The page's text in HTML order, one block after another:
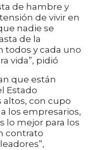
de hambre y
de vivir en
nadie se
de la
todos y cada uno
vida”, pidió
que están
Estado
con cupo
los empresarios,
lo mejor para los
contrato